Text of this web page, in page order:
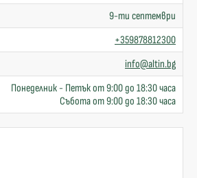
9-ти септември
+359878812300
info@altin.bg
Понеделник - Петък от 9:00 до 18:30 часа
Събота от 9:00 до 18:30 часа